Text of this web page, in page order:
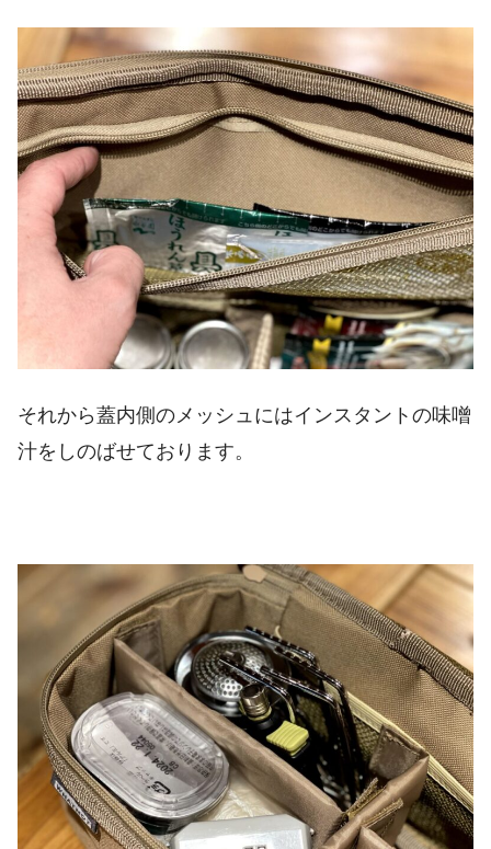
それから蓋内側のメッシュにはインスタントの味噌
汁をしのばせております。